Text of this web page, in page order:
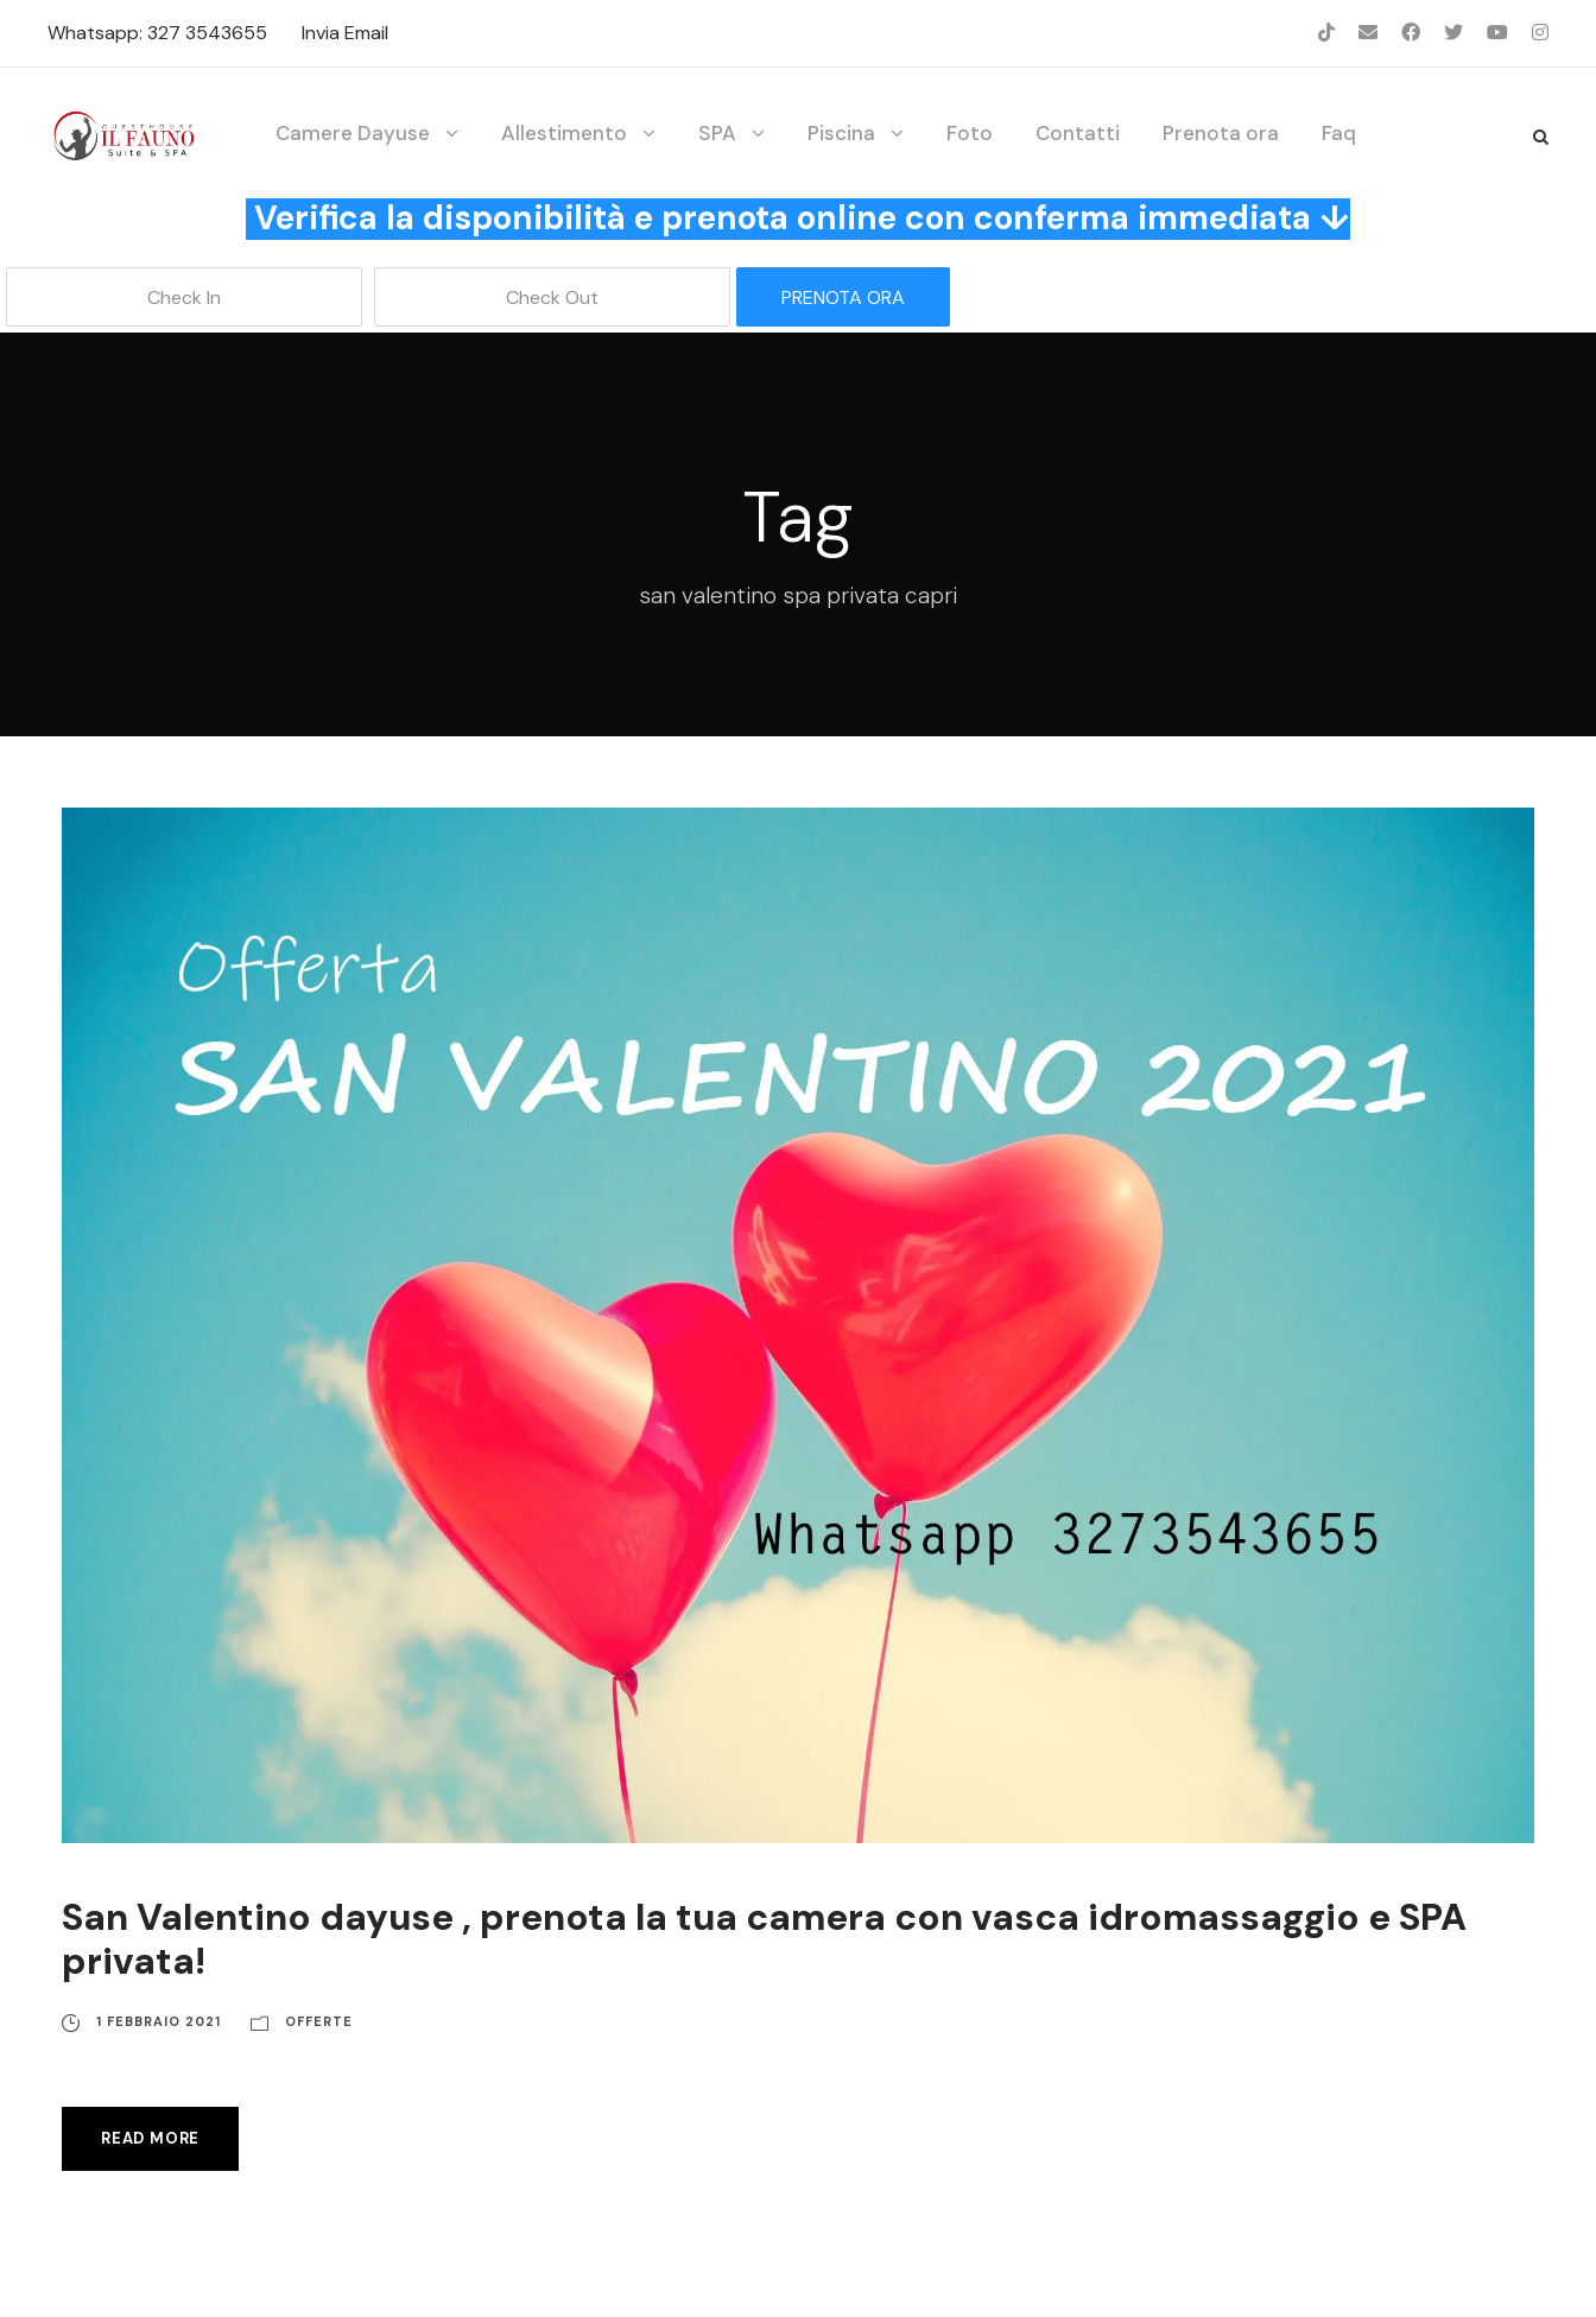
Whatsapp: 327 3543655 Invia Email
Camere Dayuse Allestimento SPA Piscina Foto Contatti Prenota ora Faq
Verifica la disponibilità e prenota online con conferma immediata ↓
PRENOTA ORA
Tag
san valentino spa privata capri
San Valentino dayuse , prenota la tua camera con vasca idromassaggio e SPA
privata!
1 FEBBRAIO 2021 OFFERTE
READ MORE